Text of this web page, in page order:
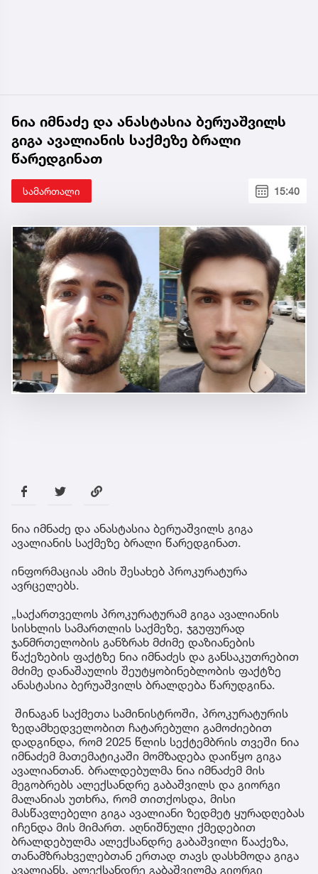
ნია იმნაძე და ანასტასია ბერუაშვილს
გიგა ავალიანის საქმეზე ბრალი
წარედგინათ
სამართალი 15:40
ნია იმნაძე და ანასტასია ბერუაშვილს გიგა
ავალიანის საქმეზე ბრალი წარედგინათ.
ინფორმაციას ამის შესახებ პროკურატურა
ავრცელებს.
„საქართველოს პროკურატურამ გიგა ავალიანის
სისხლის სამართლის საქმეზე, ჯგუფურად
ჯანმრთელობის განზრახ მძიმე დაზიანების
წაქეზების ფაქტზე ნია იმნაძეს და განსაკუთრებით
მძიმე დანაშაულის შეუტყობინებლობის ფაქტზე
ანასტასია ბერუაშვილს ბრალდება წარუდგინა.
შინაგან საქმეთა სამინისტროში, პროკურატურის
ზედამხედველობით ჩატარებული გამოძიებით
დადგინდა, რომ 2025 წლის სექტემბრის თვეში ნია
იმნაძემ მათემატიკაში მომზადება დაიწყო გიგა
ავალიანთან. ბრალდებულმა ნია იმნაძემ მის
მეგობრებს ალექსანდრე გაბაშვილს და გიორგი
მალანიას უთხრა, რომ თითქოსდა, მისი
მასწავლებელი გიგა ავალიანი ზედმეტ ყურადღებას
იჩენდა მის მიმართ. აღნიშნული ქმედებით
ბრალდებულმა ალექსანდრე გაბაშვილი წააქეზა,
თანამზრახველებთან ერთად თავს დასხმოდა გიგა
ავალიანს. ალექსანდრე გაბაშვილმა გიორგი